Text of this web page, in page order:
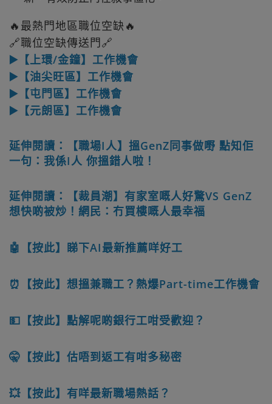
🔥最熱門地區職位空缺🔥
🔗職位空缺傳送門🔗
▶️【上環/金鐘】工作機會
▶️【油尖旺區】工作機會
▶️【屯門區】工作機會
▶️【元朗區】工作機會
延伸閱讀：【職場I人】搵GenZ同事做嘢 點知佢
一句：我係I人 你搵錯人啦！
延伸閱讀：【裁員潮】有家室嘅人好驚VS GenZ
想快啲被炒！網民：冇買樓嘅人最幸福
🤖【按此】睇下AI最新推薦咩好工
⏰【按此】想搵兼職工？熱爆Part-time工作機會
💵【按此】點解呢啲銀行工咁受歡迎？
🤫【按此】估唔到返工有咁多秘密
💥【按此】有咩最新職場熱話？